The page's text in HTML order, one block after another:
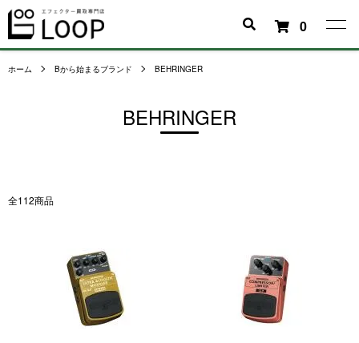
0
ホーム Bから始まるブランド BEHRINGER
BEHRINGER
全112商品